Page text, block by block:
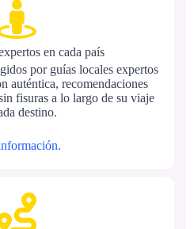
en cada país
por guías locales expertos
auténtica, recomendaciones
fisuras a lo largo de su viaje
destino.